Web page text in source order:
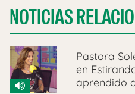
NOTICIAS
Pastora
en
aprendido